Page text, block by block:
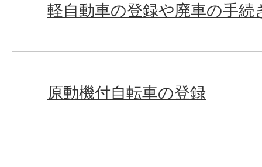
軽自動車の登録や廃車の手
原動機付自転車の登録